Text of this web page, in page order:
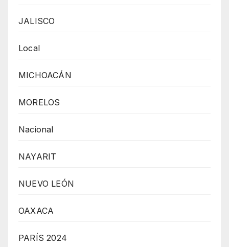
JALISCO
Local
MICHOACÁN
MORELOS
Nacional
NAYARIT
NUEVO LEÓN
OAXACA
PARÍS 2024